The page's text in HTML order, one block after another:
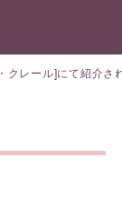
クレール]にて紹介さ